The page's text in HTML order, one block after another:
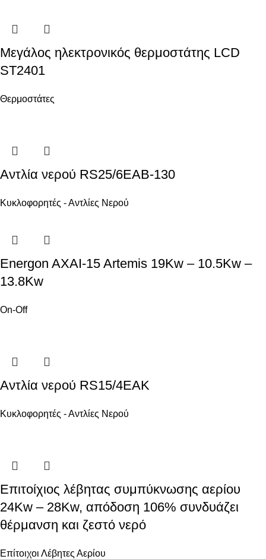
Μεγάλος ηλεκτρονικός θερμοστάτης LCD
ST2401
Θερμοστάτες
Αντλία νερού RS25/6EAB-130
Κυκλοφορητές - Αντλίες Νερού
Energon AXAI-15 Artemis 19Kw – 10.5Kw –
13.8Kw
On-Off
Αντλία νερού RS15/4EAK
Κυκλοφορητές - Αντλίες Νερού
Επιτοίχιος λέβητας συμπύκνωσης αερίου
24Kw – 28Kw, απόδοση 106% συνδυάζει
θέρμανση και ζεστό νερό
Επίτοιχοι Λέβητες Αερίου